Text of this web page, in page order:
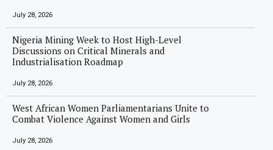
July 28, 2026
Nigeria Mining Week to Host High-Level
Discussions on Critical Minerals and
Industrialisation Roadmap
July 28, 2026
West African Women Parliamentarians Unite to
Combat Violence Against Women and Girls
July 28, 2026